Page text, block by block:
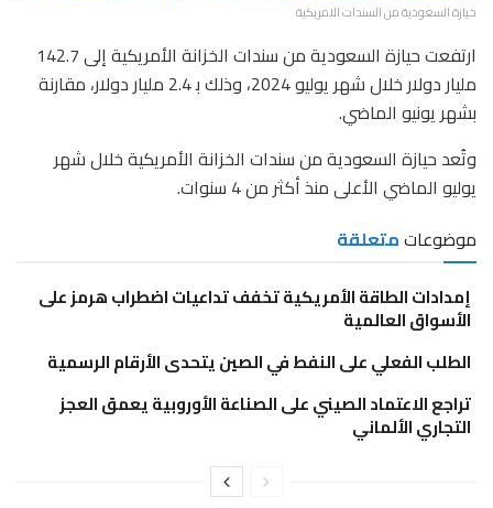
حيازة السعودية من السندات الامريكية
ارتفعت حيازة السعودية من سندات الخزانة الأمريكية إلى 142.7
مليار دولار خلال شهر يوليو 2024، وذلك ﺑ 2.4 مليار دولار، مقارنة
بشهر يونيو الماضي.
وتُعد حيازة السعودية من سندات الخزانة الأمريكية خلال شهر
يوليو الماضي الأعلى منذ أكثر من 4 سنوات.
موضوعاتمتعلقة
إمدادات الطاقة الأمريكية تخفف تداعيات اضطراب هرمز على
الأسواق العالمية
الطلب الفعلي على النفط في الصين يتحدى الأرقام الرسمية
تراجع الاعتماد الصيني على الصناعة الأوروبية يعمق العجز
التجاري الألماني